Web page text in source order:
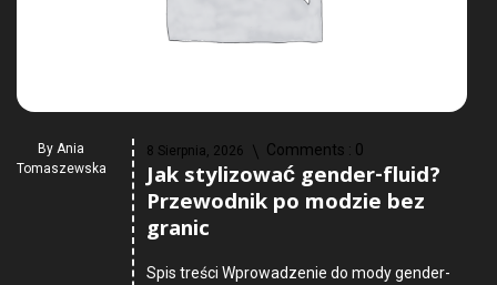
By Ania
Tomaszewska
8 Sierpnia, 2026 Comments : 0
Jak stylizować gender-fluid?
Przewodnik po modzie bez
granic
Spis treści Wprowadzenie do mody gender-